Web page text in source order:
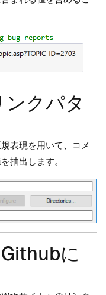
クパタ
表現を用いて、コメ
抽出します。
に